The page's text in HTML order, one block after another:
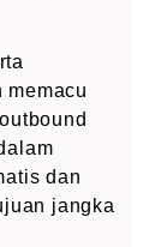
memacu
dan
jangka